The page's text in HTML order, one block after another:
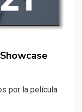
por la película